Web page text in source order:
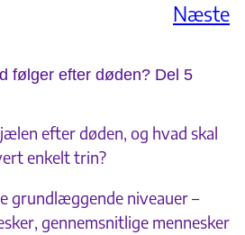
Næste
følger efter døden? Del 5
efter døden, og hvad skal
enkelt trin?
grundlæggende niveauer –
gennemsnitlige mennesker